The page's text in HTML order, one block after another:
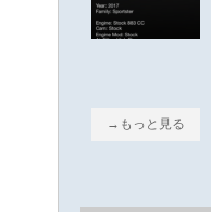
→もっと見る